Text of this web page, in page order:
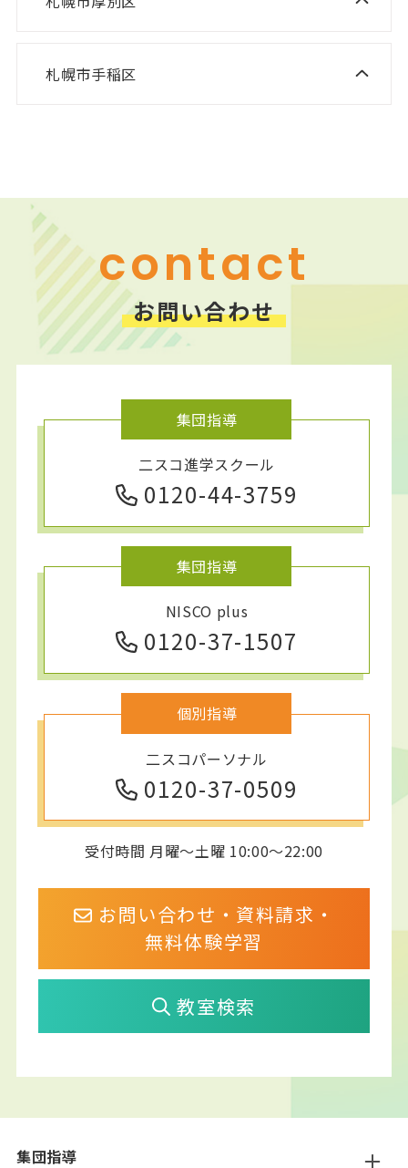
ニスコ進学スクール 平岡中央教室
ニスコ進学スクール 森林公園教室
ニスコパーソナル 平岡公園教室
札幌市手稲区
contact
お問い合わせ
集団指導
二スコ進学スクール
0120-44-3759
集団指導
NISCO plus
0120-37-1507
個別指導
二スコパーソナル
0120-37-0509
受付時間 月曜～土曜 10:00～22:00
お問い合わせ・資料請求・
無料体験学習
教室検索
集団指導